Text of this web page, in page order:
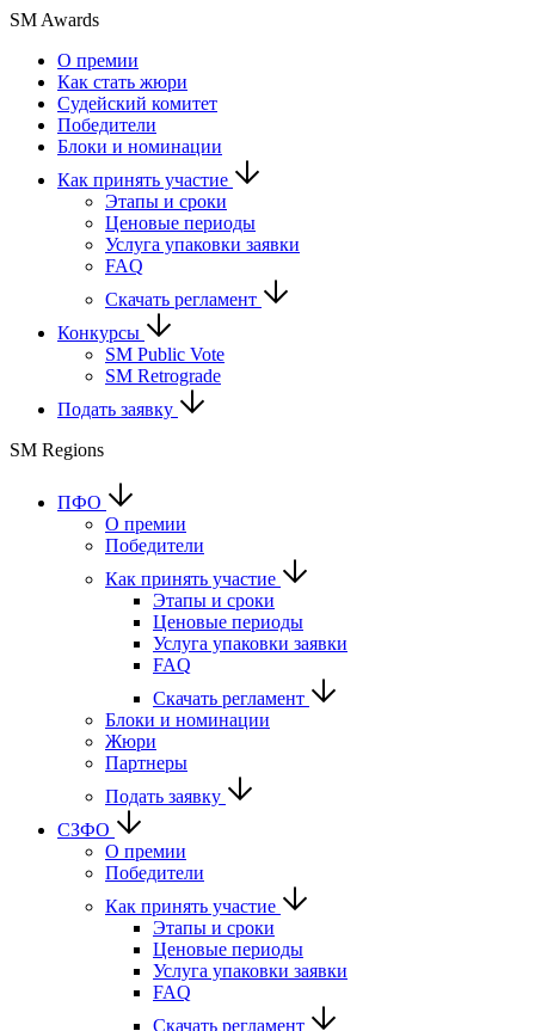
SM Awards
О премии
Как стать жюри
Судейский комитет
Победители
Блоки и номинации
Как принять участие
Этапы и сроки
Ценовые периоды
Услуга упаковки заявки
FAQ
Скачать регламент
Конкурсы
SM Public Vote
SM Retrograde
Подать заявку
SM Regions
ПФО
О премии
Победители
Как принять участие
Этапы и сроки
Ценовые периоды
Услуга упаковки заявки
FAQ
Скачать регламент
Блоки и номинации
Жюри
Партнеры
Подать заявку
СЗФО
О премии
Победители
Как принять участие
Этапы и сроки
Ценовые периоды
Услуга упаковки заявки
FAQ
Скачать регламент